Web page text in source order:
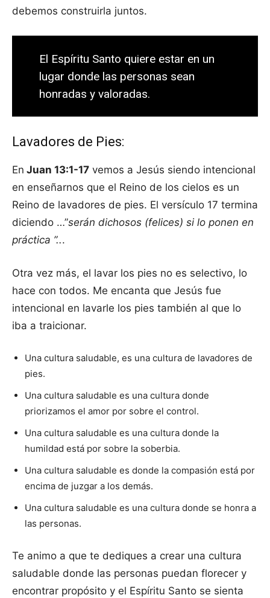
debemos construirla juntos.
El Espíritu Santo quiere estar en un
lugar donde las personas sean
honradas y valoradas.
Lavadores de Pies:
En Juan 13:1-17 vemos a Jesús siendo intencional
en enseñarnos que el Reino de los cielos es un
Reino de lavadores de pies. El versículo 17 termina
diciendo …”serán dichosos (felices) si lo ponen en
práctica ”...
Otra vez más, el lavar los pies no es selectivo, lo
hace con todos. Me encanta que Jesús fue
intencional en lavarle los pies también al que lo
iba a traicionar.
Una cultura saludable, es una cultura de lavadores de
pies.
Una cultura saludable es una cultura donde
priorizamos el amor por sobre el control.
Una cultura saludable es una cultura donde la
humildad está por sobre la soberbia.
Una cultura saludable es donde la compasión está por
encima de juzgar a los demás.
Una cultura saludable es una cultura donde se honra a
las personas.
Te animo a que te dediques a crear una cultura
saludable donde las personas puedan florecer y
encontrar propósito y el Espíritu Santo se sienta